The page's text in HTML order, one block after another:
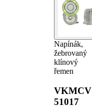
Napínák,
žebrovaný
klínový
řemen
VKMCV
51017